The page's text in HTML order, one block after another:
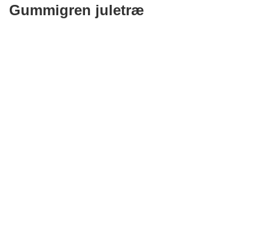
Gummigren juletræ
Gummigren juletræ